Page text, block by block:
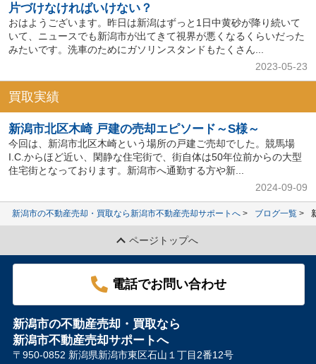
片づけなければいけない？
おはようございます。昨日は新潟はずっと1日中黄砂が降り続いて
いて、ニュースでも新潟市が出てきて視界が悪くなるくらいだった
みたいです。洗車のためにガソリンスタンドもたくさん...
2023-05-23
買取実績
新潟市北区木崎 戸建の売却エピソード～S様～
今回は、新潟市北区木崎という場所の戸建ご売却でした。競馬場
I.C.からほど近い、閑静な住宅街で、街自体は50年位前からの大型
住宅街となっております。新潟市へ通勤する方や新...
2024-09-09
新潟市の不動産売却・買取なら新潟市不動産売却サポートへ ブログ一覧
ページトップへ
電話でお問い合わせ
新潟市の不動産売却・買取なら
新潟市不動産売却サポートへ
〒950-0852 新潟県新潟市東区石山１丁目2番12号